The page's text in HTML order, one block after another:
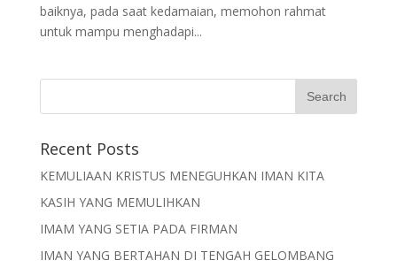
baiknya, pada saat kedamaian, memohon rahmat
untuk mampu menghadapi...
Recent Posts
KEMULIAAN KRISTUS MENEGUHKAN IMAN KITA
KASIH YANG MEMULIHKAN
IMAM YANG SETIA PADA FIRMAN
IMAN YANG BERTAHAN DI TENGAH GELOMBANG